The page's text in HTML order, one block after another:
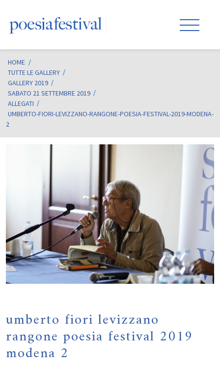
HOME /
TUTTE LE GALLERY
GALLERY 2019
SABATO 21 SETTEMBRE 2019
ALLEGATI
UMBERTO-FIORI-LEVIZZANO-RANGONE-POESIA-FESTIVAL-2019-MODENA-
2
umberto fiori levizzano
rangone poesia festival 2019
modena 2